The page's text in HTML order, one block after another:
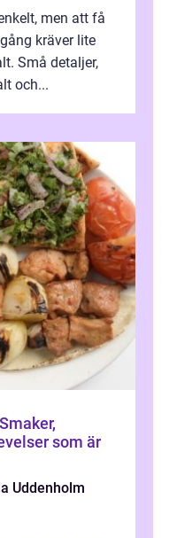
men att få
kräver lite
Små detaljer,
och...
som är
Uddenholm